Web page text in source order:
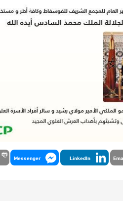
LinkedIn
Messenger